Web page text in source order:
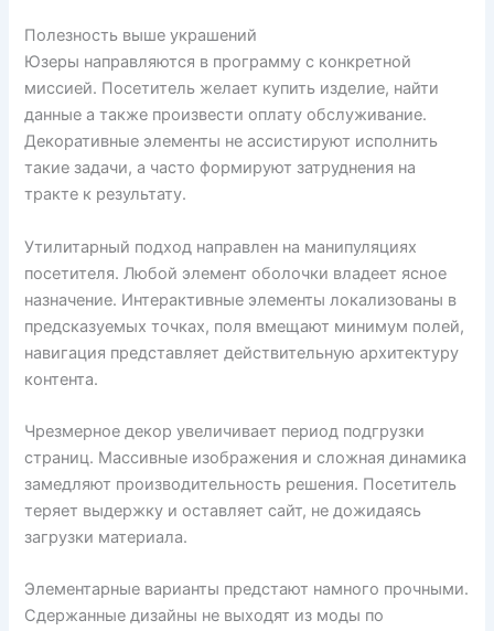
Полезность выше украшений
Юзеры направляются в программу с конкретной
миссией. Посетитель желает купить изделие, найти
данные а также произвести оплату обслуживание.
Декоративные элементы не ассистируют исполнить
такие задачи, а часто формируют затруднения на
тракте к результату.
Утилитарный подход направлен на манипуляциях
посетителя. Любой элемент оболочки владеет ясное
назначение. Интерактивные элементы локализованы в
предсказуемых точках, поля вмещают минимум полей,
навигация представляет действительную архитектуру
контента.
Чрезмерное декор увеличивает период подгрузки
страниц. Массивные изображения и сложная динамика
замедляют производительность решения. Посетитель
теряет выдержку и оставляет сайт, не дожидаясь
загрузки материала.
Элементарные варианты предстают намного прочными.
Сдержанные дизайны не выходят из моды по